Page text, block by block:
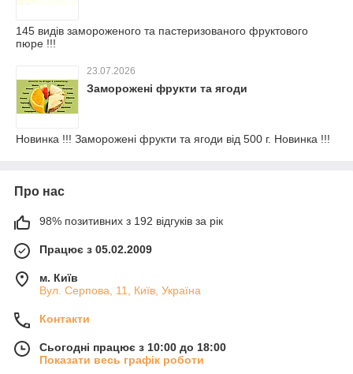
145 видів замороженого та пастеризованого фруктового
пюре !!!
23.07.2026
Заморожені фрукти та ягоди
Новинка !!! Заморожені фрукти та ягоди від 500 г. Новинка !!!
Про нас
98% позитивних з 192 відгуків за рік
Працює з 05.02.2009
м. Київ
Вул. Серпова, 11, Київ, Україна
Контакти
Сьогодні працює з 10:00 до 18:00
Показати весь графік роботи